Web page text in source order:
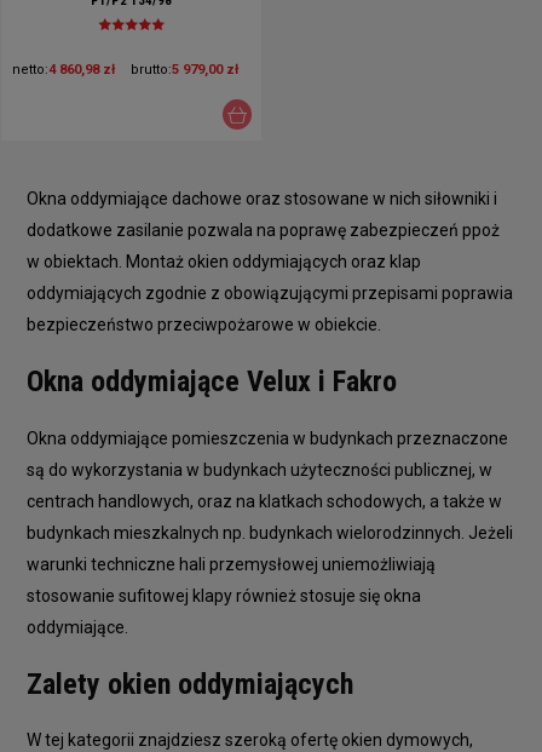
netto:4 860,98 zł brutto:5 979,00 zł
Okna oddymiające dachowe oraz stosowane w nich siłowniki i
dodatkowe zasilanie pozwala na poprawę zabezpieczeń ppoż
w obiektach. Montaż okien oddymiających oraz klap
oddymiających zgodnie z obowiązującymi przepisami poprawia
bezpieczeństwo przeciwpożarowe w obiekcie.
Okna oddymiające Velux i Fakro
Okna oddymiające pomieszczenia w budynkach przeznaczone
są do wykorzystania w budynkach użyteczności publicznej, w
centrach handlowych, oraz na klatkach schodowych, a także w
budynkach mieszkalnych np. budynkach wielorodzinnych. Jeżeli
warunki techniczne hali przemysłowej uniemożliwiają
stosowanie sufitowej klapy również stosuje się okna
oddymiające.
Zalety okien oddymiających
W tej kategorii znajdziesz szeroką ofertę okien dymowych,